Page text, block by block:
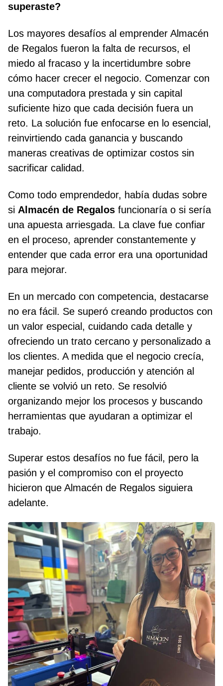
superaste?
Los mayores desafíos al emprender Almacén
de Regalos fueron la falta de recursos, el
miedo al fracaso y la incertidumbre sobre
cómo hacer crecer el negocio. Comenzar con
una computadora prestada y sin capital
suficiente hizo que cada decisión fuera un
reto. La solución fue enfocarse en lo esencial,
reinvirtiendo cada ganancia y buscando
maneras creativas de optimizar costos sin
sacrificar calidad.
Como todo emprendedor, había dudas sobre
si Almacén de Regalos funcionaría o si sería
una apuesta arriesgada. La clave fue confiar
en el proceso, aprender constantemente y
entender que cada error era una oportunidad
para mejorar.
En un mercado con competencia, destacarse
no era fácil. Se superó creando productos con
un valor especial, cuidando cada detalle y
ofreciendo un trato cercano y personalizado a
los clientes. A medida que el negocio crecía,
manejar pedidos, producción y atención al
cliente se volvió un reto. Se resolvió
organizando mejor los procesos y buscando
herramientas que ayudaran a optimizar el
trabajo.
Superar estos desafíos no fue fácil, pero la
pasión y el compromiso con el proyecto
hicieron que Almacén de Regalos siguiera
adelante.